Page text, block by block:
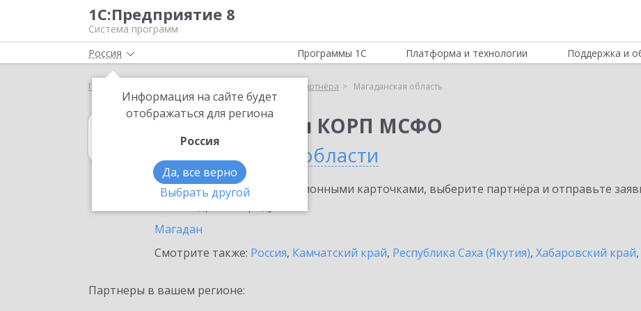
1С:Предприятие 8
Система программ
Россия
Информация на сайте будет
отображаться для региона
Россия
Да, все верно
Выбрать другой
Программы 1С Платформа и технологии Поддержка и
Главная Выбор партнёра Магаданская область
1С:Бухгалтерия КОРП МСФО
в Магаданской области
Ознакомьтесь с информационными карточками, выберите партнёра и отправьте
Магадан
Смотрите также: Россия, Камчатский край, Республика Саха (Якутия), Хабаровский край,
Партнеры в вашем регионе: